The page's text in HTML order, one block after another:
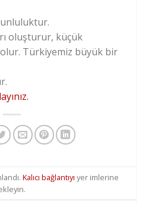
oluşturur, küçük
Türkiyemiz büyük bir
Kalıcı bağlantıyı yer imlerine